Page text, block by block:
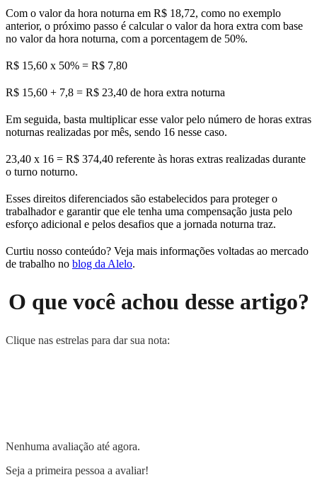
Com o valor da hora noturna em R$ 18,72, como no exemplo
anterior, o próximo passo é calcular o valor da hora extra com base
no valor da hora noturna, com a porcentagem de 50%.
R$ 15,60 x 50% = R$ 7,80
R$ 15,60 + 7,8 = R$ 23,40 de hora extra noturna
Em seguida, basta multiplicar esse valor pelo número de horas extras
noturnas realizadas por mês, sendo 16 nesse caso.
23,40 x 16 = R$ 374,40 referente às horas extras realizadas durante
o turno noturno.
Esses direitos diferenciados são estabelecidos para proteger o
trabalhador e garantir que ele tenha uma compensação justa pelo
esforço adicional e pelos desafios que a jornada noturna traz.
Curtiu nosso conteúdo? Veja mais informações voltadas ao mercado
de trabalho no blog da Alelo.
O que você achou desse artigo?
Clique nas estrelas para dar sua nota:
Nenhuma avaliação até agora.
Seja a primeira pessoa a avaliar!